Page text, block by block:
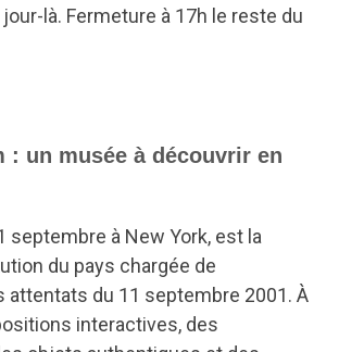
là. Fermeture à 17h le reste du
: un musée à découvrir en
septembre à New York, est la
du pays chargée de
attentats du 11 septembre 2001. À
interactives, des